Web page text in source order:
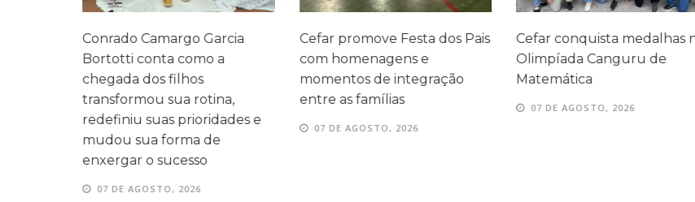
Conrado Camargo Garcia
Bortotti conta como a
chegada dos filhos
transformou sua rotina,
redefiniu suas prioridades e
mudou sua forma de
enxergar o sucesso
07 DE AGOSTO, 2026
Cefar promove Festa dos Pais
com homenagens e
momentos de integração
entre as famílias
07 DE AGOSTO, 2026
Cefar conquista medalhas na
Olimpíada Canguru de
Matemática
07 DE AGOSTO, 2026